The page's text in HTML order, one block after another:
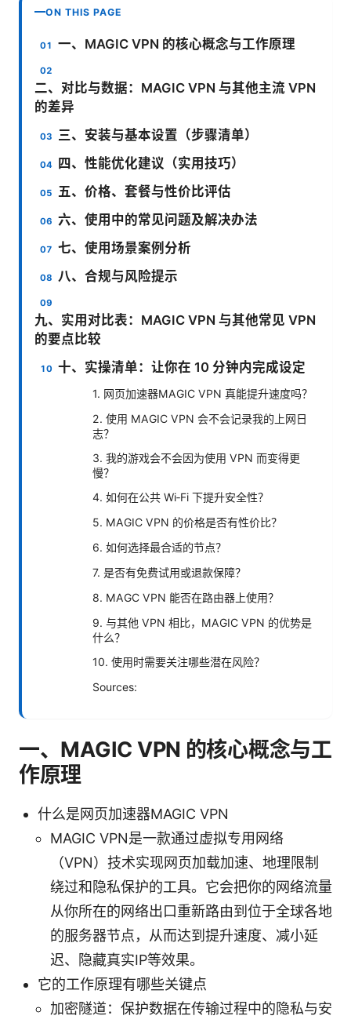
ON THIS PAGE
一、MAGIC VPN 的核心概念与工作原理
二、对比与数据：MAGIC VPN 与其他主流 VPN
的差异
三、安装与基本设置（步骤清单）
四、性能优化建议（实用技巧）
五、价格、套餐与性价比评估
六、使用中的常见问题及解决办法
七、使用场景案例分析
八、合规与风险提示
九、实用对比表：MAGIC VPN 与其他常见 VPN
的要点比较
十、实操清单：让你在 10 分钟内完成设定
1. 网页加速器MAGIC VPN 真能提升速度吗？
2. 使用 MAGIC VPN 会不会记录我的上网日
志？
3. 我的游戏会不会因为使用 VPN 而变得更
慢？
4. 如何在公共 Wi‑Fi 下提升安全性？
5. MAGIC VPN 的价格是否有性价比？
6. 如何选择最合适的节点？
7. 是否有免费试用或退款保障？
8. MAGC VPN 能否在路由器上使用？
9. 与其他 VPN 相比，MAGIC VPN 的优势是
什么？
10. 使用时需要关注哪些潜在风险？
Sources:
一、MAGIC VPN 的核心概念与工
作原理
什么是网页加速器MAGIC VPN
MAGIC VPN是一款通过虚拟专用网络
（VPN）技术实现网页加载加速、地理限制
绕过和隐私保护的工具。它会把你的网络流量
从你所在的网络出口重新路由到位于全球各地
的服务器节点，从而达到提升速度、减小延
迟、隐藏真实IP等效果。
它的工作原理有哪些关键点
加密隧道：保护数据在传输过程中的隐私与安